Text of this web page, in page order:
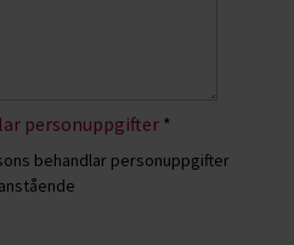
personuppgifter *
behandlar personuppgifter